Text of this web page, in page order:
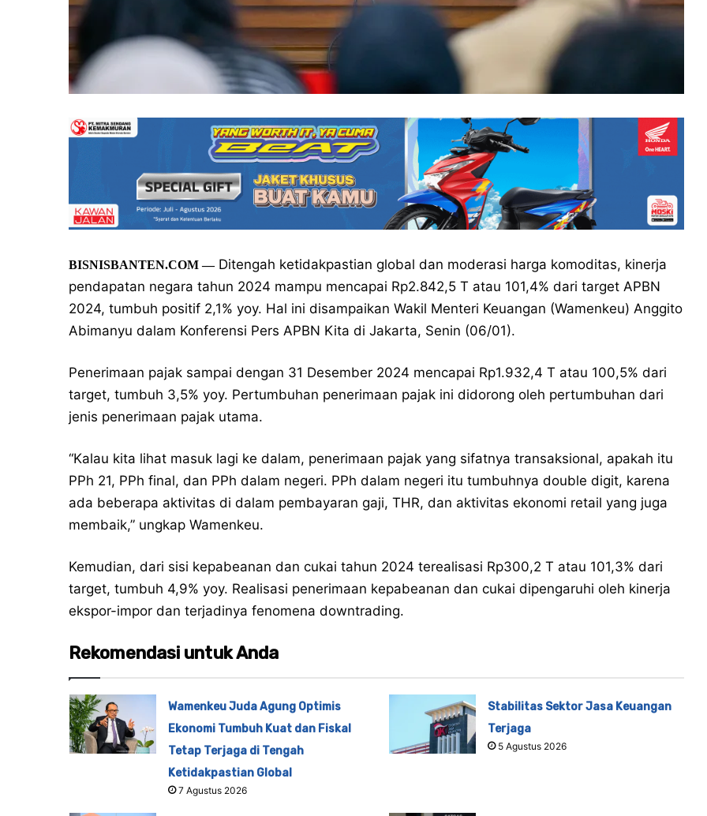
BISNISBANTEN.COM—Ditengah ketidakpastian global dan moderasi harga komoditas, kinerja
pendapatan negara tahun 2024 mampu mencapai Rp2.842,5 T atau 101,4% dari target APBN
2024, tumbuh positif 2,1% yoy. Hal ini disampaikan Wakil Menteri Keuangan (Wamenkeu) Anggito
Abimanyu dalam Konferensi Pers APBN Kita di Jakarta, Senin (06/01).
Penerimaan pajak sampai dengan 31 Desember 2024 mencapai Rp1.932,4 T atau 100,5% dari
target, tumbuh 3,5% yoy. Pertumbuhan penerimaan pajak ini didorong oleh pertumbuhan dari
jenis penerimaan pajak utama.
“Kalau kita lihat masuk lagi ke dalam, penerimaan pajak yang sifatnya transaksional, apakah itu
PPh 21, PPh final, dan PPh dalam negeri. PPh dalam negeri itu tumbuhnya double digit, karena
ada beberapa aktivitas di dalam pembayaran gaji, THR, dan aktivitas ekonomi retail yang juga
membaik,” ungkap Wamenkeu.
Kemudian, dari sisi kepabeanan dan cukai tahun 2024 terealisasi Rp300,2 T atau 101,3% dari
target, tumbuh 4,9% yoy. Realisasi penerimaan kepabeanan dan cukai dipengaruhi oleh kinerja
ekspor-impor dan terjadinya fenomena downtrading.
Rekomendasi untuk Anda
Wamenkeu Juda Agung Optimis
Ekonomi Tumbuh Kuat dan Fiskal
Tetap Terjaga di Tengah
Ketidakpastian Global
7 Agustus 2026
Stabilitas Sektor Jasa Keuangan
Terjaga
5 Agustus 2026